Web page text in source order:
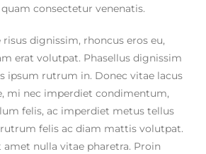
consectetur venenatis.
dignissim, rhoncus eros eu,
erat volutpat. Phasellus dignissim
ipsum rutrum in. Donec vitae lacus
mi nec imperdiet condimentum,
felis, ac imperdiet metus tellus
felis ac diam mattis volutpat.
amet nulla vitae pharetra. Proin